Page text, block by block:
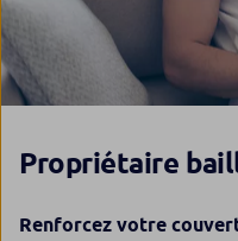
Propriétaire
Renforcez votre